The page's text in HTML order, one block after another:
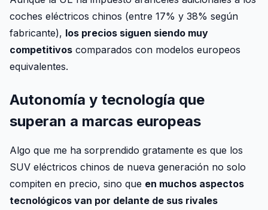
coches eléctricos chinos (entre 17% y 38% según
fabricante), los precios siguen siendo muy
competitivos comparados con modelos europeos
equivalentes.
Autonomía y tecnología que
superan a marcas europeas
Algo que me ha sorprendido gratamente es que los
SUV eléctricos chinos de nueva generación no solo
compiten en precio, sino que en muchos aspectos
tecnológicos van por delante de sus rivales